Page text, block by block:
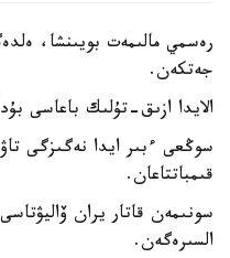
جەتكەن.
الايدا ازىق-تۇلىك باعاسى
سوڭعى ءبىر ايدا نەگىزگى
قىمباتتاعان.
سونىمەن قاتار يران
السىرەگەن.